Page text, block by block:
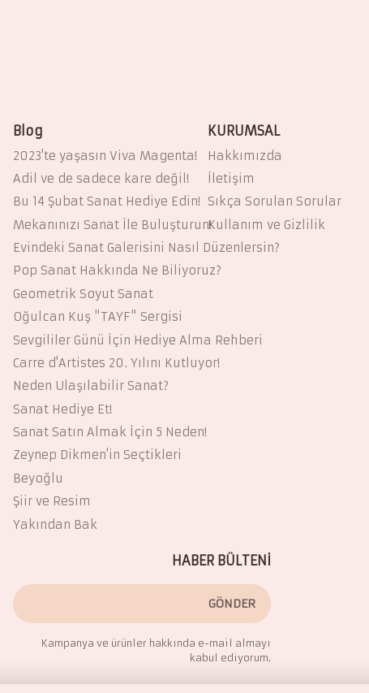
Blog
2023'te yaşasın Viva Magenta!
Adil ve de sadece kare değil!
Bu 14 Şubat Sanat Hediye Edin!
Mekanınızı Sanat İle Buluşturun!
Evindeki Sanat Galerisini Nasıl Düzenlersin?
Pop Sanat Hakkında Ne Biliyoruz?
Geometrik Soyut Sanat
Oğulcan Kuş "TAYF" Sergisi
Sevgililer Günü İçin Hediye Alma Rehberi
Carre d'Artistes 20. Yılını Kutluyor!
Neden Ulaşılabilir Sanat?
Sanat Hediye Et!
Sanat Satın Almak İçin 5 Neden!
Zeynep Dikmen'in Seçtikleri
Beyoğlu
Şiir ve Resim
Yakından Bak
KURUMSAL
Hakkımızda
İletişim
Sıkça Sorulan Sorular
Kullanım ve Gizlilik
HABER BÜLTENİ
GÖNDER
Kampanya ve ürünler hakkında e-mail almayı
kabul ediyorum.